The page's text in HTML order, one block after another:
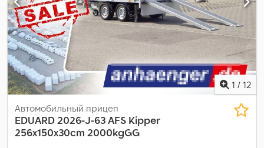
1 / 12
Автомобильный прицеп
EDUARD2026-J-63 AFS Kipper
256x150x30cm 2000kgGG